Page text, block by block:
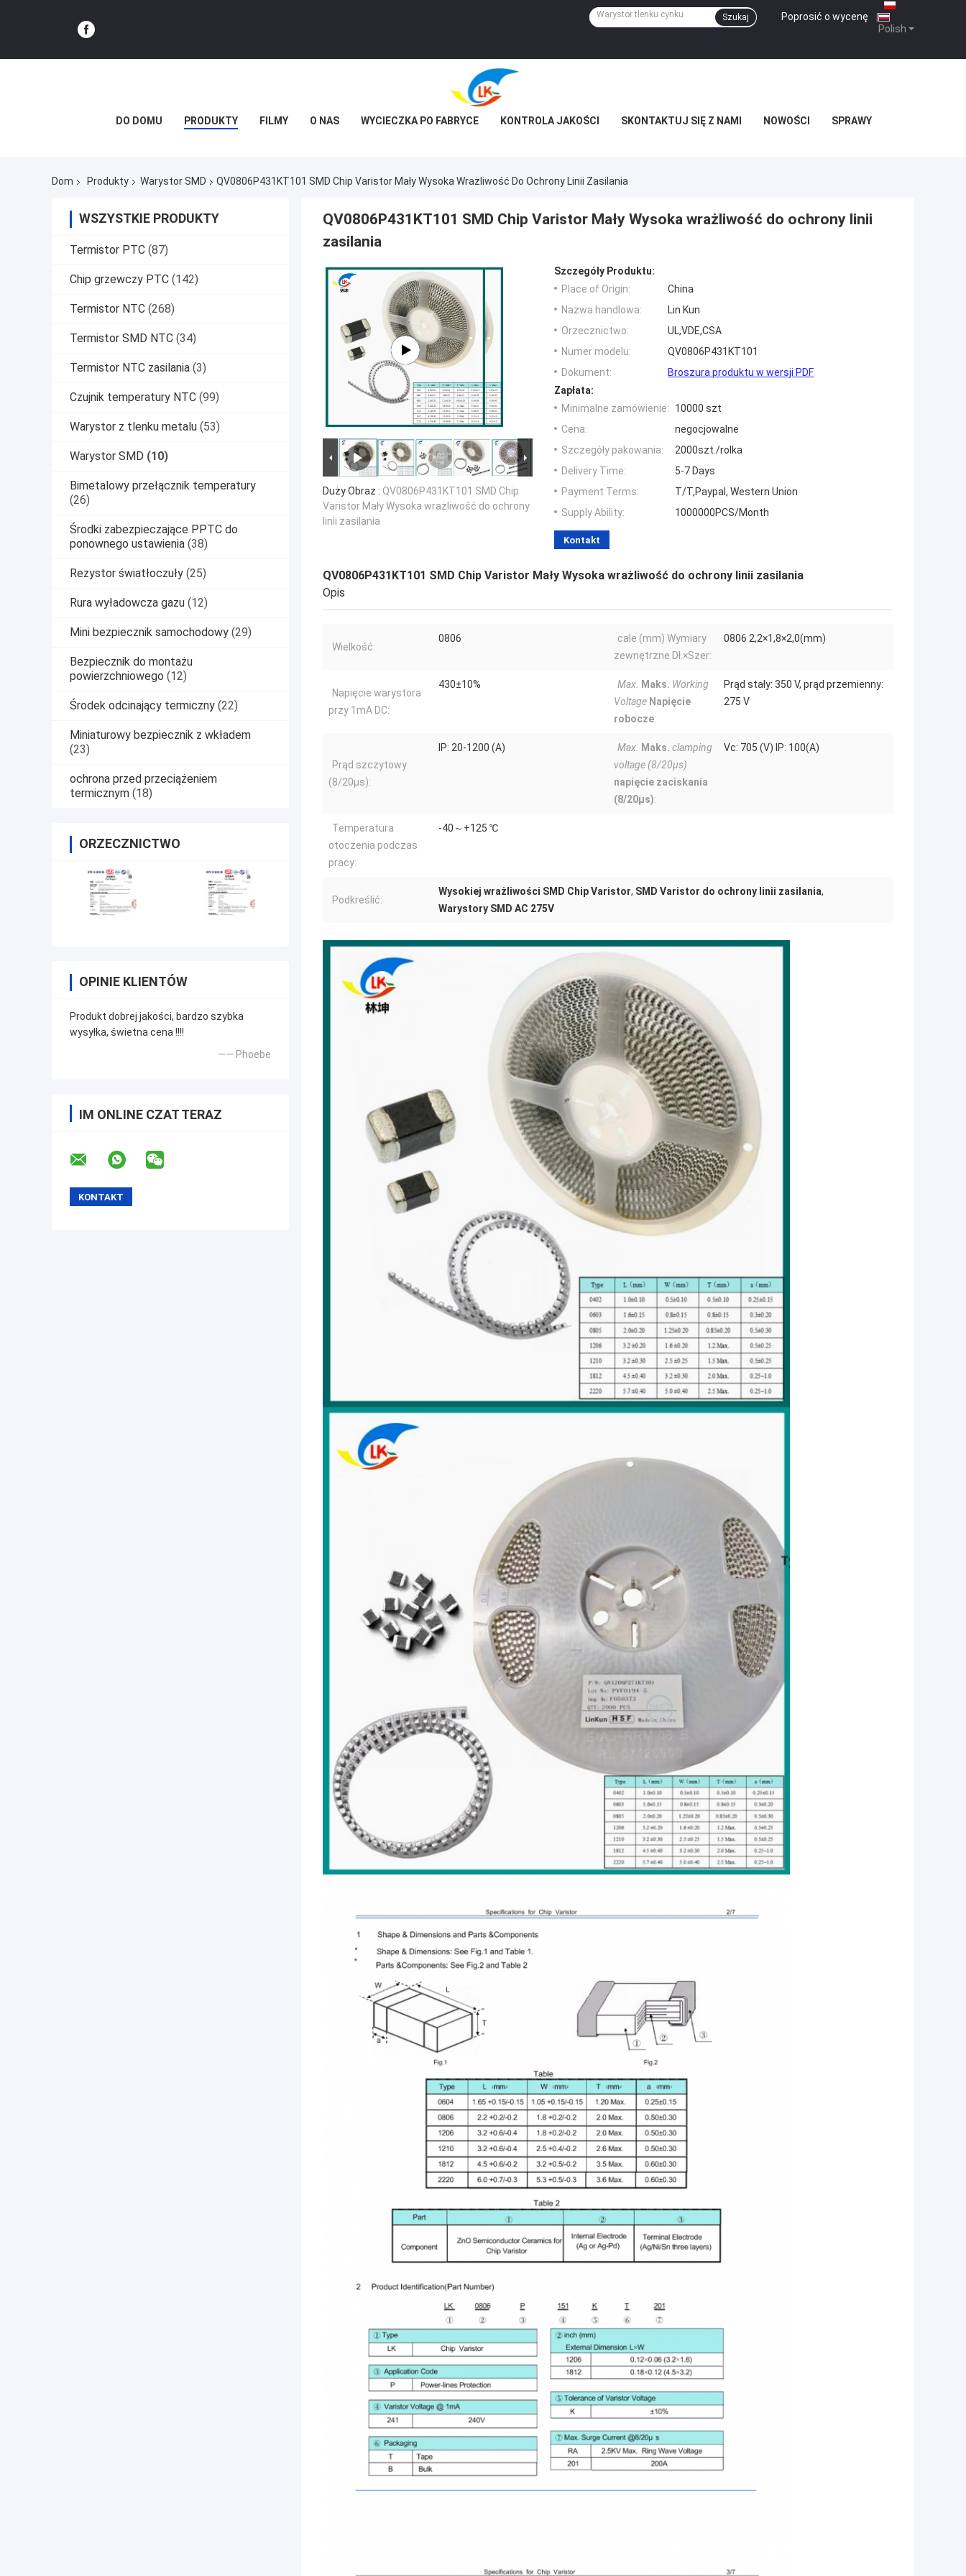
Polish
Poprosić o wycenę |
Szukaj
DO DOMU PRODUKTY FILMY O NAS WYCIECZKA PO FABRYCE KONTROLA JAKOŚCI SKONTAKTUJ SIĘ Z NAMI NOWOŚCI SPRAWY
Dom Produkty Warystor SMD QV0806P431KT101 SMD Chip Varistor Mały Wysoka Wrażliwość Do Ochrony Linii Zasilania
WSZYSTKIE PRODUKTY
Termistor PTC (87)
Chip grzewczy PTC (142)
Termistor NTC (268)
Termistor SMD NTC (34)
Termistor NTC zasilania (3)
Czujnik temperatury NTC (99)
Warystor z tlenku metalu (53)
Warystor SMD (10)
Bimetalowy przełącznik temperatury
(26)
Środki zabezpieczające PPTC do
ponownego ustawienia (38)
Rezystor światłoczuły (25)
Rura wyładowcza gazu (12)
Mini bezpiecznik samochodowy (29)
Bezpiecznik do montażu
powierzchniowego (12)
Środek odcinający termiczny (22)
Miniaturowy bezpiecznik z wkładem
(23)
ochrona przed przeciążeniem
termicznym (18)
ORZECZNICTWO
OPINIE KLIENTÓW
Produkt dobrej jakości, bardzo szybka
wysyłka, świetna cena !!!!
—— Phoebe
IM ONLINE CZAT TERAZ
QV0806P431KT101 SMD Chip Varistor Mały Wysoka wrażliwość do ochrony linii
zasilania
Duży Obraz : QV0806P431KT101 SMD Chip
Varistor Mały Wysoka wrażliwość do ochrony
linii zasilania
Szczegóły Produktu:
Place of Origin:
China
Nazwa handlowa:
Lin Kun
Orzecznictwo:
UL,VDE,CSA
Numer modelu:
QV0806P431KT101
Dokument:
Broszura produktu w wersji PDF
Zapłata:
Minimalne zamówienie:
10000 szt
Cena:
negocjowalne
Szczegóły pakowania:
2000szt./rolka
Delivery Time:
5-7 Days
Payment Terms:
T/T,Paypal, Western Union
Supply Ability:
1000000PCS/Month
Kontakt
QV0806P431KT101 SMD Chip Varistor Mały Wysoka wrażliwość do ochrony linii zasilania
Opis
Wielkość:
0806
cale (mm) Wymiary
zewnętrzne Dł.×Szer:
0806 2,2×1,8×2,0(mm)
Napięcie warystora
przy 1mA DC:
430±10% Max. Maks. Working
Voltage Napięcie
robocze:
Prąd stały: 350 V, prąd przemienny:
275 V
Prąd szczytowy
(8/20μs):
IP: 20-1200 (A) Max. Maks. clamping
voltage (8/20μs)
napięcie zaciskania
(8/20μs):
Vc: 705 (V) IP: 100(A)
Temperatura
otoczenia podczas
pracy:
-40～+125 ℃
Podkreślić:
Wysokiej wrażliwości SMD Chip Varistor, SMD Varistor do ochrony linii zasilania,
Warystory SMD AC 275V